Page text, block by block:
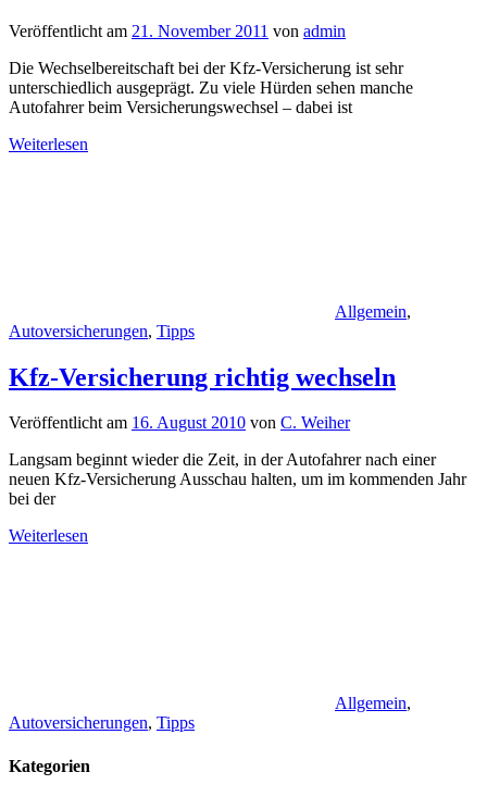
Veröffentlicht am 21. November 2011 von admin
Die Wechselbereitschaft bei der Kfz-Versicherung ist sehr
unterschiedlich ausgeprägt. Zu viele Hürden sehen manche
Autofahrer beim Versicherungswechsel – dabei ist
Weiterlesen
Allgemein,
Autoversicherungen, Tipps
Kfz-Versicherung richtig wechseln
Veröffentlicht am 16. August 2010 von C. Weiher
Langsam beginnt wieder die Zeit, in der Autofahrer nach einer
neuen Kfz-Versicherung Ausschau halten, um im kommenden Jahr
bei der
Weiterlesen
Allgemein,
Autoversicherungen, Tipps
Kategorien